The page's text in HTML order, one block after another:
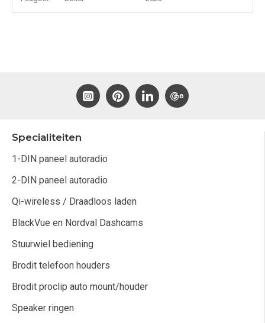
Specialiteiten
1-DIN paneel autoradio
2-DIN paneel autoradio
Qi-wireless / Draadloos laden
BlackVue en Nordval Dashcams
Stuurwiel bediening
Brodit telefoon houders
Brodit proclip auto mount/houder
Speaker ringen